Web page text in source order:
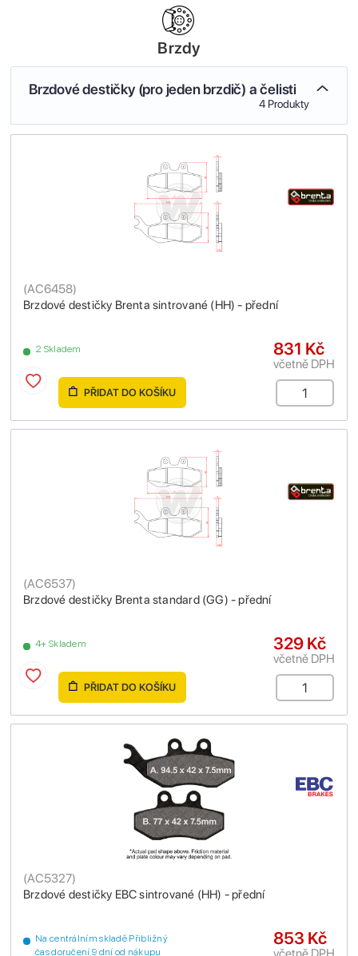
Brzdy
Brzdové destičky (pro jeden brzdič) a čelisti
4 Produkty
Brzdové destičky Brenta sintrované (HH) - přední
(AC6458)
2 Skladem 831 Kč
včetně DPH
PŘIDAT DO KOŠÍKU
Brzdové destičky Brenta standard (GG) - přední
(AC6537)
4+ Skladem 329 Kč
včetně DPH
PŘIDAT DO KOŠÍKU
Brzdové destičky EBC sintrované (HH) - přední
(AC5327)
Na centrálním skladě Přibližný
čas doručení 9 dní od nákupu
853 Kč